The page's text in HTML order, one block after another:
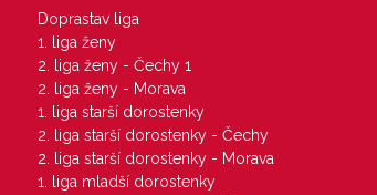
Doprastav liga
1. liga ženy
2. liga ženy - Čechy 1
2. liga ženy - Morava
1. liga starší dorostenky
2. liga starší dorostenky - Čechy
2. liga starší dorostenky - Morava
1. liga mladší dorostenky